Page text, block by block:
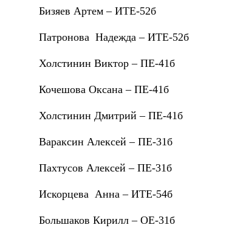
Бизяев Артем – ИТЕ-52б
Патронова Надежда – ИТЕ-52б
Холстинин Виктор – ПЕ-41б
Кочешова Оксана – ПЕ-41б
Холстинин Дмитрий – ПЕ-41б
Вараксин Алексей – ПЕ-31б
Пахтусов Алексей – ПЕ-31б
Искорцева Анна – ИТЕ-54б
Большаков Кирилл – ОЕ-31б